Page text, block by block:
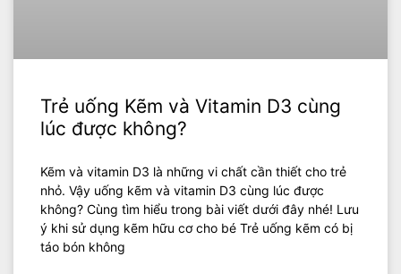
Trẻ uống Kẽm và Vitamin D3 cùng
lúc được không?
Kẽm và vitamin D3 là những vi chất cần thiết cho trẻ
nhỏ. Vậy uống kẽm và vitamin D3 cùng lúc được
không? Cùng tìm hiểu trong bài viết dưới đây nhé! Lưu
ý khi sử dụng kẽm hữu cơ cho bé Trẻ uống kẽm có bị
táo bón không